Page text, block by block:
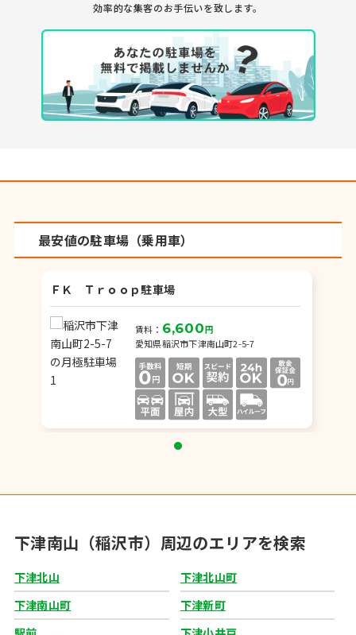
効率的な集客のお手伝いを致します。
最安値の駐車場（乗用車）
ＦＫ Ｔｒｏｏｐ駐車場
賃料： 6,600円
愛知県稲沢市下津南山町2-5-7
下津南山（稲沢市）周辺のエリアを検索
下津北山
下津北山町
下津南山町
下津新町